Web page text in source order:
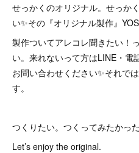
せっかくのオリジナル。せっか
い✨その『オリジナル製作』
製作ついてアレコレ聞きたい！
い。来れないって方はLINE・電
お問い合わせください✨それで
す。
つくりたい。つくってみたかっ
Let’s enjoy the original.